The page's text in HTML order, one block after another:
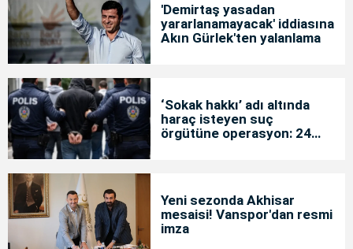
'Demirtaş yasadan
yararlanamayacak' iddiasına
Akın Gürlek'ten yalanlama
‘Sokak hakkı’ adı altında
haraç isteyen suç
örgütüne operasyon: 24
Yeni sezonda Akhisar
mesaisi! Vanspor'dan resmi
imza